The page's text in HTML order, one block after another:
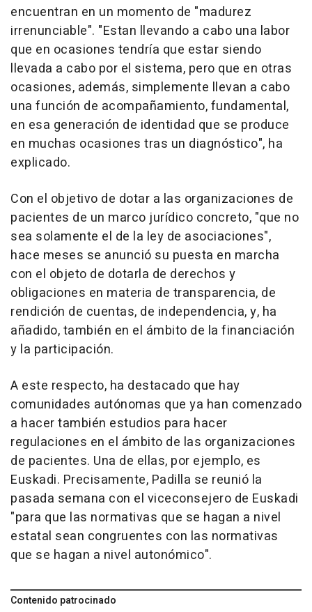
encuentran en un momento de "madurez
irrenunciable". "Estan llevando a cabo una labor
que en ocasiones tendría que estar siendo
llevada a cabo por el sistema, pero que en otras
ocasiones, además, simplemente llevan a cabo
una función de acompañamiento, fundamental,
en esa generación de identidad que se produce
en muchas ocasiones tras un diagnóstico", ha
explicado.
Con el objetivo de dotar a las organizaciones de
pacientes de un marco jurídico concreto, "que no
sea solamente el de la ley de asociaciones",
hace meses se anunció su puesta en marcha
con el objeto de dotarla de derechos y
obligaciones en materia de transparencia, de
rendición de cuentas, de independencia, y, ha
añadido, también en el ámbito de la financiación
y la participación.
A este respecto, ha destacado que hay
comunidades autónomas que ya han comenzado
a hacer también estudios para hacer
regulaciones en el ámbito de las organizaciones
de pacientes. Una de ellas, por ejemplo, es
Euskadi. Precisamente, Padilla se reunió la
pasada semana con el viceconsejero de Euskadi
"para que las normativas que se hagan a nivel
estatal sean congruentes con las normativas
que se hagan a nivel autonómico".
Contenido patrocinado